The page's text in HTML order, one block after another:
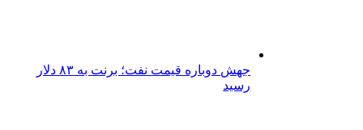
جهش دوباره قیمت نفت؛ برنت به ۸۳ دلار
رسید